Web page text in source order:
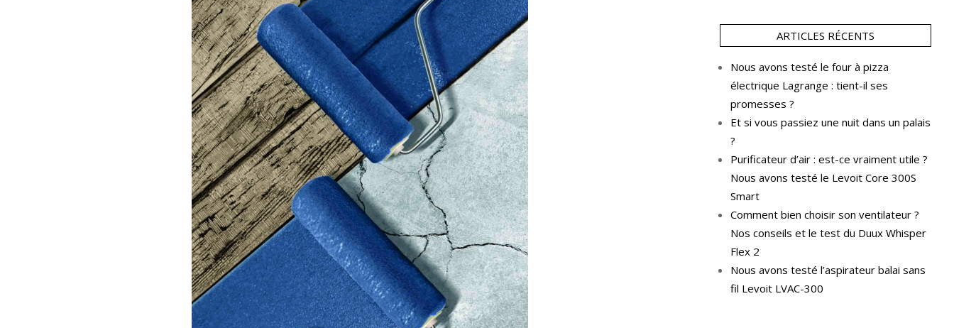
ARTICLES RÉCENTS
Nous avons testé le four à pizza
électrique Lagrange : tient-il ses
promesses ?
Et si vous passiez une nuit dans un palais
?
Purificateur d’air : est-ce vraiment utile ?
Nous avons testé le Levoit Core 300S
Smart
Comment bien choisir son ventilateur ?
Nos conseils et le test du Duux Whisper
Flex 2
Nous avons testé l’aspirateur balai sans
fil Levoit LVAC-300